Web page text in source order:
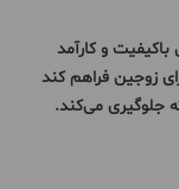
باکیفیت و کارآمد
زوجین فراهم کند
جلوگیری می‌کند.